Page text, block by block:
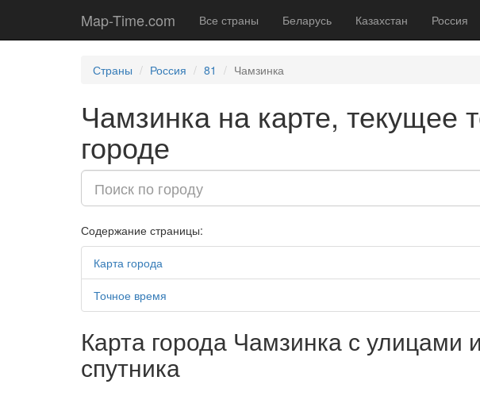
Map-Time.com Все страны Беларусь Казахстан Россия
Страны Россия 81 Чамзинка
Чамзинка на карте, текущее
городе
Содержание страницы:
Карта города
Точное время
Карта города Чамзинка с
спутника